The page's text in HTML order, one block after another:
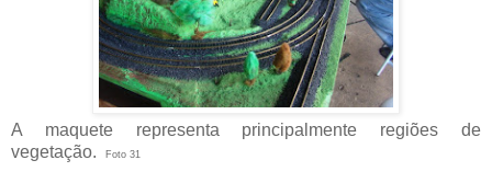
A maquete representa principalmente regiões de
vegetação.
Foto 31